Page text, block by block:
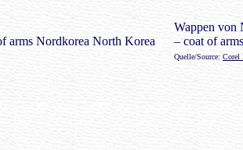
Wappen von
– coat of
Quelle/Source: Corel